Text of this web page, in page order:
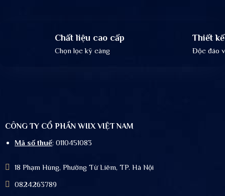
Chất liệu cao cấp
Chọn lọc kỹ càng
Thiết
Độc đáo
CÔNG TY CỔ PHẦN WIIX VIỆT NAM
Mã số thuế: 0110451083
18 Phạm Hùng, Phường Từ Liêm, TP. Hà Nội
0824263789